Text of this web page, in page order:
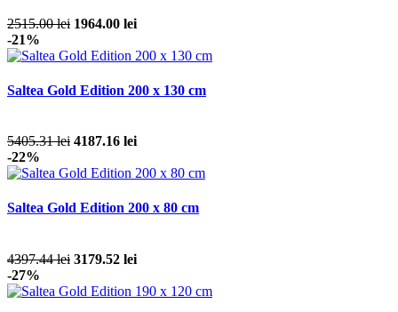
2515.00 lei 1964.00 lei
-21%
Saltea Gold Edition 200 x 130 cm
5405.31 lei 4187.16 lei
-22%
Saltea Gold Edition 200 x 80 cm
4397.44 lei 3179.52 lei
-27%